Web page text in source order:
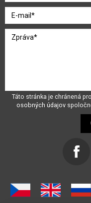
Táto stránka je chránená
osobných údajov